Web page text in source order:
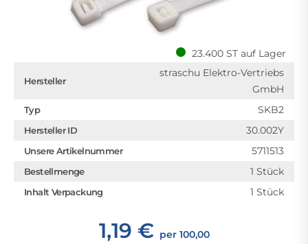
23.400 ST auf Lager
Hersteller
straschu Elektro-Vertriebs
GmbH
Typ SKB2
Hersteller ID 30.002Y
Unsere Artikelnummer 5711513
Bestellmenge 1 Stück
Inhalt Verpackung 1 Stück
1,19 € per 100,00